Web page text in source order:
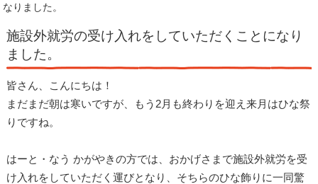
なりました。
施設外就労の受け入れをしていただくことになり
ました。
皆さん、こんにちは！
まだまだ朝は寒いですが、もう2月も終わりを迎え来月はひな祭
りですね。
はーと・なう かがやきの方では、おかげさまで施設外就労を受
け入れをしていただく運びとなり、そちらのひな飾りに一同驚